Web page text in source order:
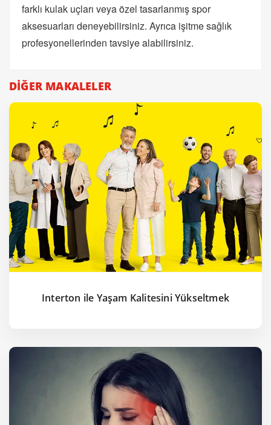
farklı kulak uçları veya özel tasarlanmış spor
aksesuarları deneyebilirsiniz. Ayrıca işitme sağlık
profesyonellerinden tavsiye alabilirsiniz.
DİĞER MAKALELER
Interton ile Yaşam Kalitesini Yükseltmek